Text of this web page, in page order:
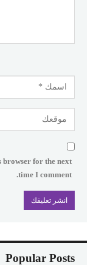
browser for the next
time I comment.
Popular Posts